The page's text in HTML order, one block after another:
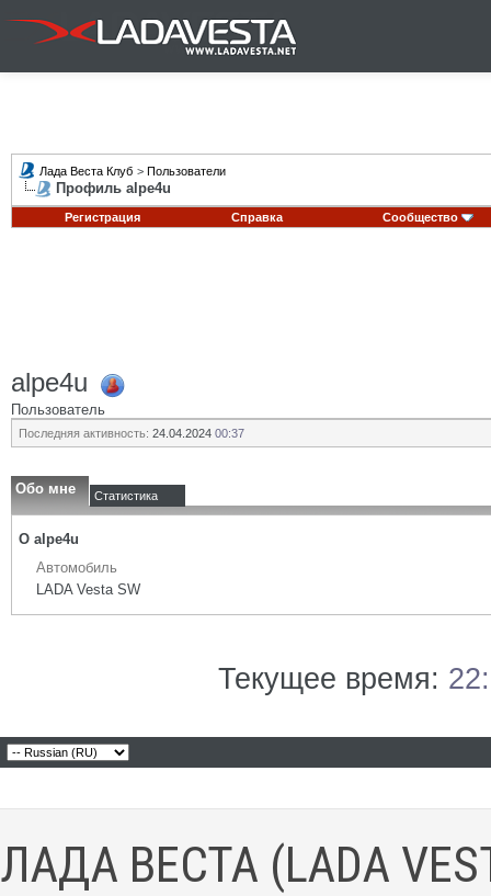
Лада Веста Клуб > Пользователи
Профиль alpe4u
Регистрация Справка Сообщество
alpe4u
Пользователь
Последняя активность: 24.04.2024 00:37
Обо мне Статистика
О alpe4u
Автомобиль
LADA Vesta SW
Текущее время:
ЛАДА ВЕСТА (LADA